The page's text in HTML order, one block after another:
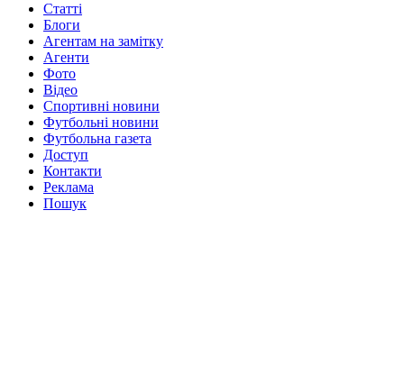
Статті
Блоги
Агентам на замітку
Агенти
Фото
Відео
Спортивні новини
Футбольні новини
Футбольна газета
Доступ
Контакти
Реклама
Пошук